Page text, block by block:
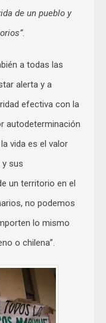
de un pueblo y
.
a todas las
alerta y a
efectiva con la
autodeterminación
vida es el valor
sus
un territorio en el
no podemos
lo mismo
o chilena”.